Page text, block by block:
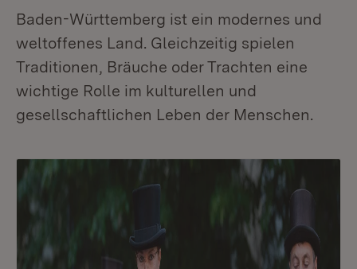
Baden-Württemberg ist ein modernes und
weltoffenes Land. Gleichzeitig spielen
Traditionen, Bräuche oder Trachten eine
wichtige Rolle im kulturellen und
gesellschaftlichen Leben der Menschen.